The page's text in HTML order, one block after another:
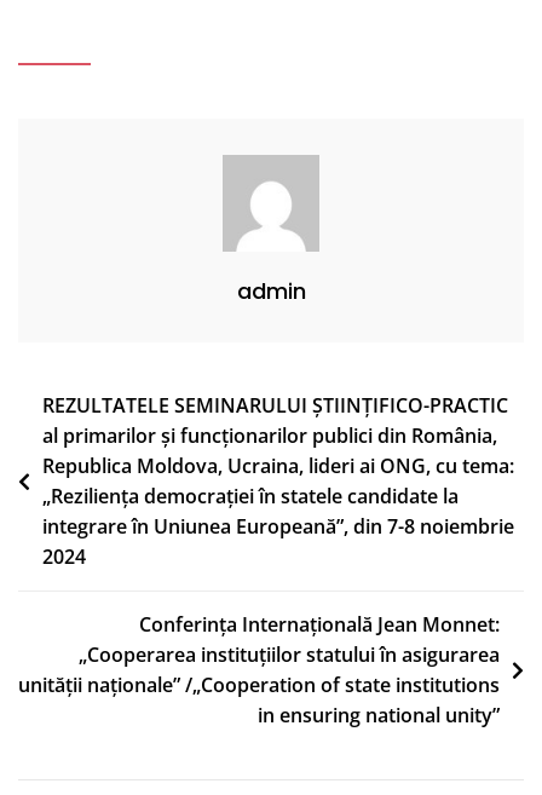
De
Demain”
admin
Navigare
articole
REZULTATELE SEMINARULUI ȘTIINȚIFICO-PRACTIC
al primarilor și funcționarilor publici din România,
Republica Moldova, Ucraina, lideri ai ONG, cu tema:
„Reziliența democrației în statele candidate la
integrare în Uniunea Europeană”, din 7-8 noiembrie
2024
Conferința Internațională Jean Monnet:
„Cooperarea instituțiilor statului în asigurarea
unității naționale” /„Cooperation of state institutions
in ensuring national unity”